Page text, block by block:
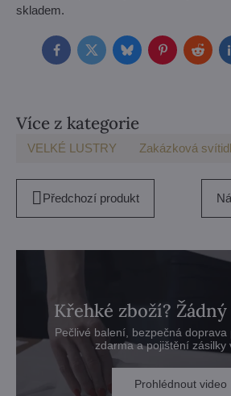
skladem.
FacebookTwitterBlueskyPinterestReddit
Více z kategorie
VELKÉ LUSTRY Zakázková
Předchozí produkt
Křehké zboží?
Pečlivé balení, bezpečná doprava
zdarma a pojištění zásilky
Prohlédnout video